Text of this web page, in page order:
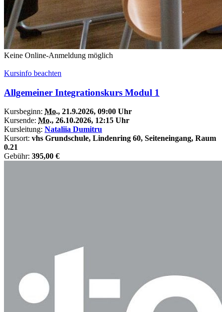
Keine Online-Anmeldung möglich
Kursinfo beachten
Allgemeiner Integrationskurs Modul 1
Kursbeginn: Mo., 21.9.2026, 09:00 Uhr
Kursende: Mo., 26.10.2026, 12:15 Uhr
Kursleitung: Nataliia Dumitru
Kursort: vhs Grundschule, Lindenring 60, Seiteneingang, Raum
0.21
Gebühr: 395,00 €